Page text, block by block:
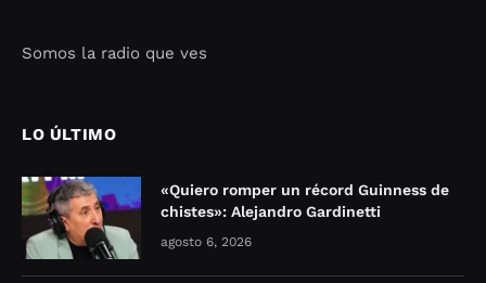
Somos la radio que ves
LO ÚLTIMO
«Quiero romper un récord Guinness de
chistes»: Alejandro Gardinetti
agosto 6, 2026